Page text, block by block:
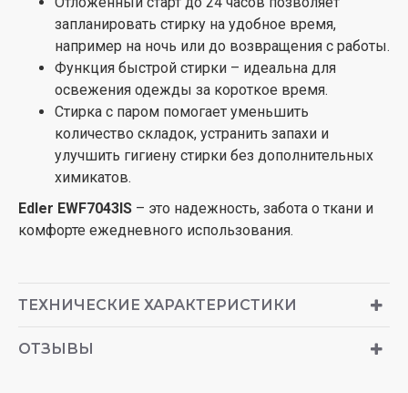
запланировать стирку на удобное время,
например на ночь или до возвращения с работы.
Функция быстрой стирки – идеальна для
освежения одежды за короткое время.
Стирка с паром помогает уменьшить
количество складок, устранить запахи и
улучшить гигиену стирки без дополнительных
химикатов.
Edler EWF7043IS – это надежность, забота о ткани и
комфорте ежедневного использования.
ТЕХНИЧЕСКИЕ ХАРАКТЕРИСТИКИ
ОТЗЫВЫ